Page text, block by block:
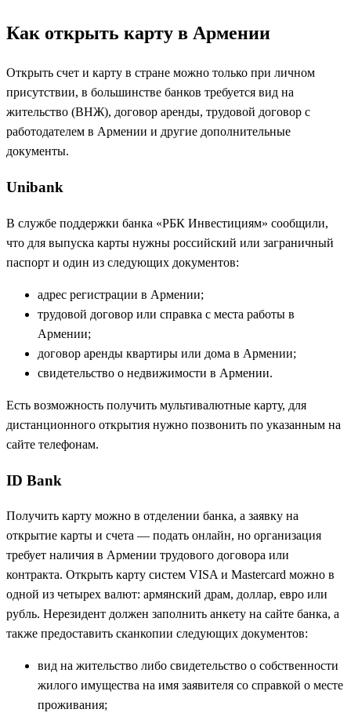
Как открыть карту в Армении
Открыть счет и карту в стране можно только при личном
присутствии, в большинстве банков требуется вид на
жительство (ВНЖ), договор аренды, трудовой договор с
работодателем в Армении и другие дополнительные
документы.
Unibank
В службе поддержки банка «РБК Инвестициям» сообщили,
что для выпуска карты нужны российский или заграничный
паспорт и один из следующих документов:
адрес регистрации в Армении;
трудовой договор или справка с места работы в
Армении;
договор аренды квартиры или дома в Армении;
свидетельство о недвижимости в Армении.
Есть возможность получить мультивалютные карту, для
дистанционного открытия нужно позвонить по указанным на
сайте телефонам.
ID Bank
Получить карту можно в отделении банка, а заявку на
открытие карты и счета — подать онлайн, но организация
требует наличия в Армении трудового договора или
контракта. Открыть карту систем VISA и Mastercard можно в
одной из четырех валют: армянский драм, доллар, евро или
рубль. Нерезидент должен заполнить анкету на сайте банка, а
также предоставить сканкопии следующих документов:
вид на жительство либо свидетельство о собственности
жилого имущества на имя заявителя со справкой о месте
проживания;